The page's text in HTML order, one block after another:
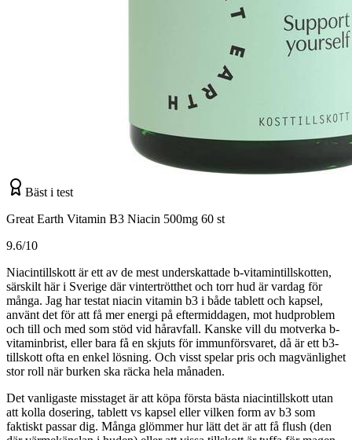
Bäst i test
Great Earth Vitamin B3 Niacin 500mg 60 st
9.6/10
Niacintillskott är ett av de mest underskattade b-vitamintillskotten,
särskilt här i Sverige där vintertrötthet och torr hud är vardag för
många. Jag har testat niacin vitamin b3 i både tablett och kapsel,
använt det för att få mer energi på eftermiddagen, mot hudproblem
och till och med som stöd vid håravfall. Kanske vill du motverka b-
vitaminbrist, eller bara få en skjuts för immunförsvaret, då är ett b3-
tillskott ofta en enkel lösning. Och visst spelar pris och magvänlighet
stor roll när burken ska räcka hela månaden.
Det vanligaste misstaget är att köpa första bästa niacintillskott utan
att kolla dosering, tablett vs kapsel eller vilken form av b3 som
faktiskt passar dig. Många glömmer hur lätt det är att få flush (den